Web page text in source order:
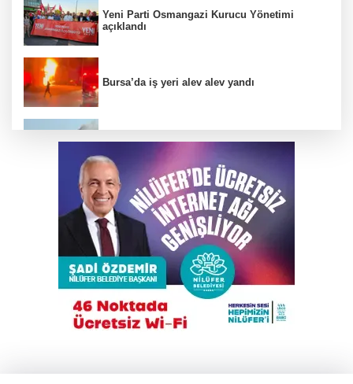
Yeni Parti Osmangazi Kurucu Yönetimi
açıklandı
Bursa’da iş yeri alev alev yandı
Mudanya'da tavuk çiftliğinde yangın çıktı
Tarihi Mudanya Hal Meydanı kimlik
değişikliğine hazırlanıyor
Elini spiral makinesine kaptırdı
Büyükşehir Keles’te ulaşım kalitesini artırıyor